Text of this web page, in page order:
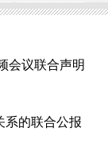
会议联合声明
系的联合公报